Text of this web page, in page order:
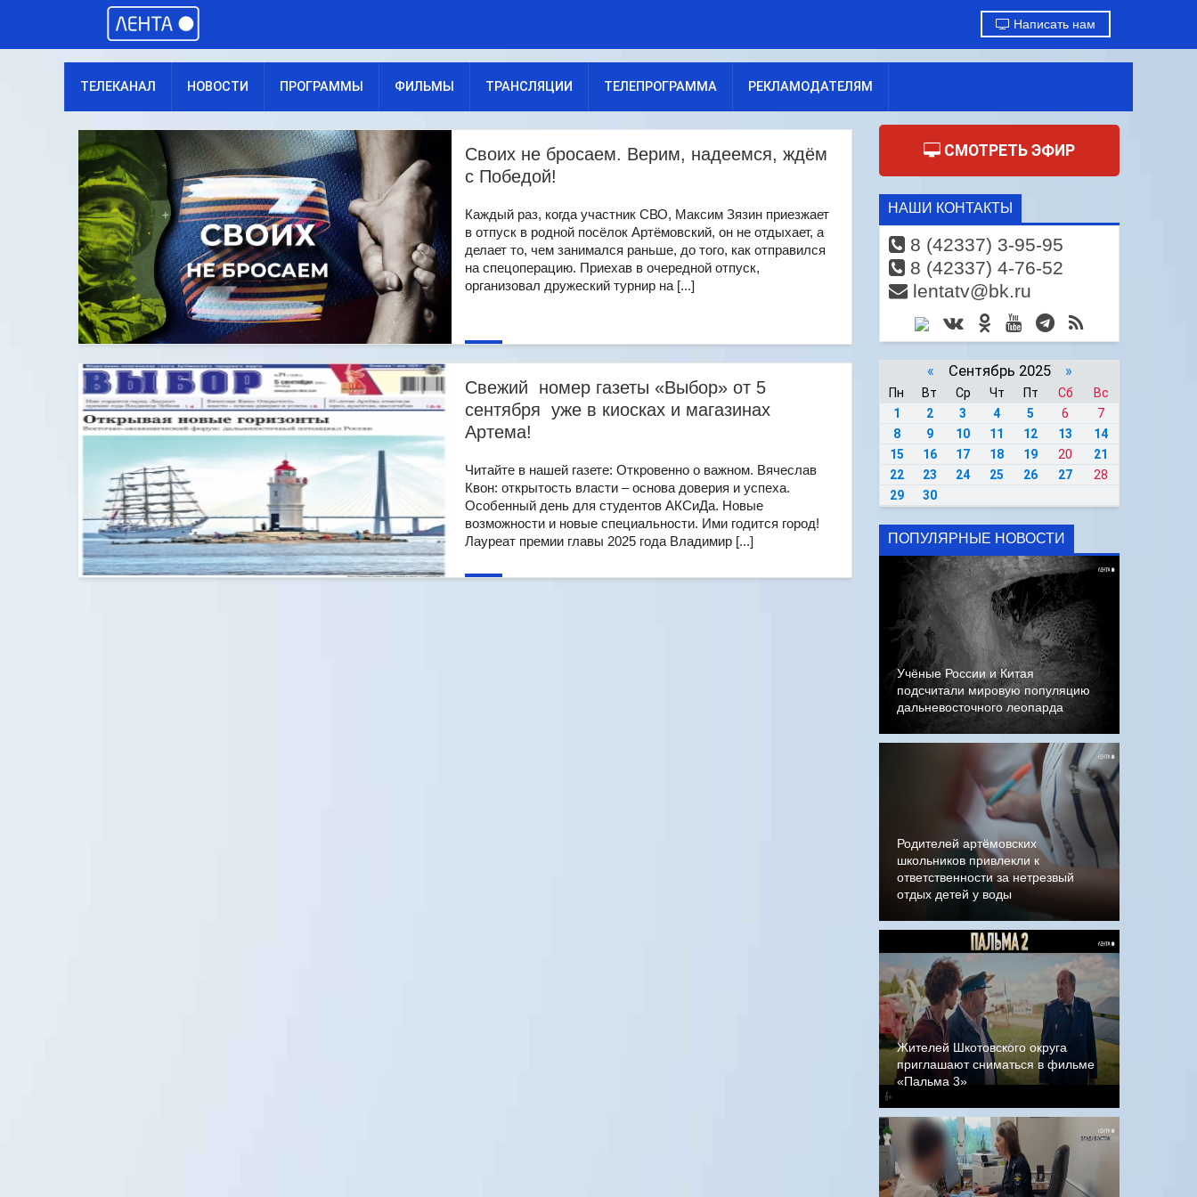
Написать нам
ТЕЛЕКАНАЛ НОВОСТИ ПРОГРАММЫ ФИЛЬМЫ ТРАНСЛЯЦИИ ТЕЛЕПРОГРАММА РЕКЛАМОДАТЕЛЯМ
Своих не бросаем. Верим, надеемся, ждём
с Победой!
Каждый раз, когда участник СВО, Максим Зязин приезжает
в отпуск в родной посёлок Артёмовский, он не отдыхает, а
делает то, чем занимался раньше, до того, как отправился
на спецоперацию. Приехав в очередной отпуск,
организовал дружеский турнир на [...]
Свежий номер газеты «Выбор» от 5
сентября уже в киосках и магазинах
Артема!
Читайте в нашей газете: Откровенно о важном. Вячеслав
Квон: открытость власти – основа доверия и успеха.
Особенный день для студентов АКСиДа. Новые
возможности и новые специальности. Ими годится город!
Лауреат премии главы 2025 года Владимир [...]
СМОТРЕТЬ ЭФИР
НАШИ КОНТАКТЫ
8 (42337) 3-95-95
8 (42337) 4-76-52
lentatv@bk.ru
« Сентябрь 2025 »
Пн Вт Ср Чт Пт Сб
Вс
1
2 3 4 5 6
7
8
9 10 11 12 13
14
15
16 17 18 19 20
21
22
23 24 25 26 27
28
29
30
ПОПУЛЯРНЫЕ НОВОСТИ
Учёные России и Китая
подсчитали мировую популяцию
дальневосточного леопарда
Родителей артёмовских
школьников привлекли к
ответственности за нетрезвый
отдых детей у воды
Жителей Шкотовского округа
приглашают сниматься в фильме
«Пальма 3»